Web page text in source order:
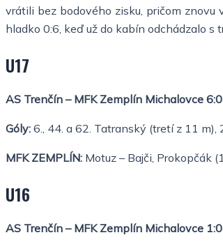
vrátili bez bodového zisku, pričom
hladko 0:6, keď už do kabín odchádzalo s
U17
AS Trenčín – MFK Zemplín Michalovce
Góly: 6., 44. a 62. Tatranský (tretí z 11 m),
MFK ZEMPLÍN: Motuz – Bajči, Prokopčák
U16
AS Trenčín – MFK Zemplín Michalovce